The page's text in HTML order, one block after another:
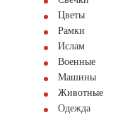
Цветы
Рамки
Ислам
Военные
Машины
Животные
Одежда